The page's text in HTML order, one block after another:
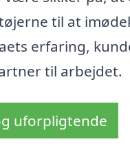
til at
erfaring,
til arbejdet.
uforpligtende